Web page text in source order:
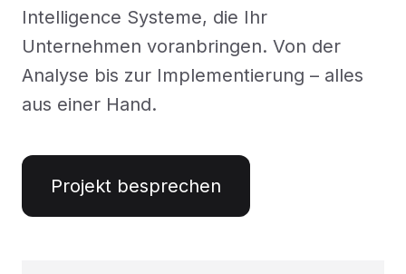
Intelligence Systeme, die Ihr
Unternehmen voranbringen. Von der
Analyse bis zur Implementierung – alles
aus einer Hand.
Projekt besprechen